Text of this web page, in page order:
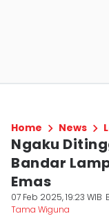
Home News
Ngaku
Bandar
Emas
07 Feb 2025, 19:23 WIB
Tama Wiguna